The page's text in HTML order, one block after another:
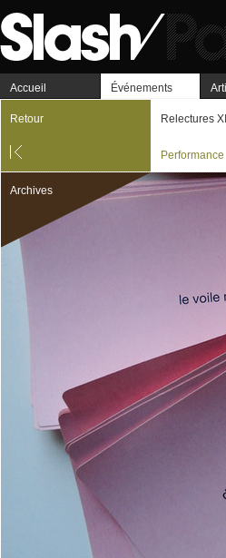
Accueil Événements
Retour Relectures
Performance
Archives